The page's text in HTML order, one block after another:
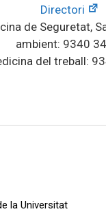
Directori
de Seguretat,
ambient: 9340
del treball:
la Universitat